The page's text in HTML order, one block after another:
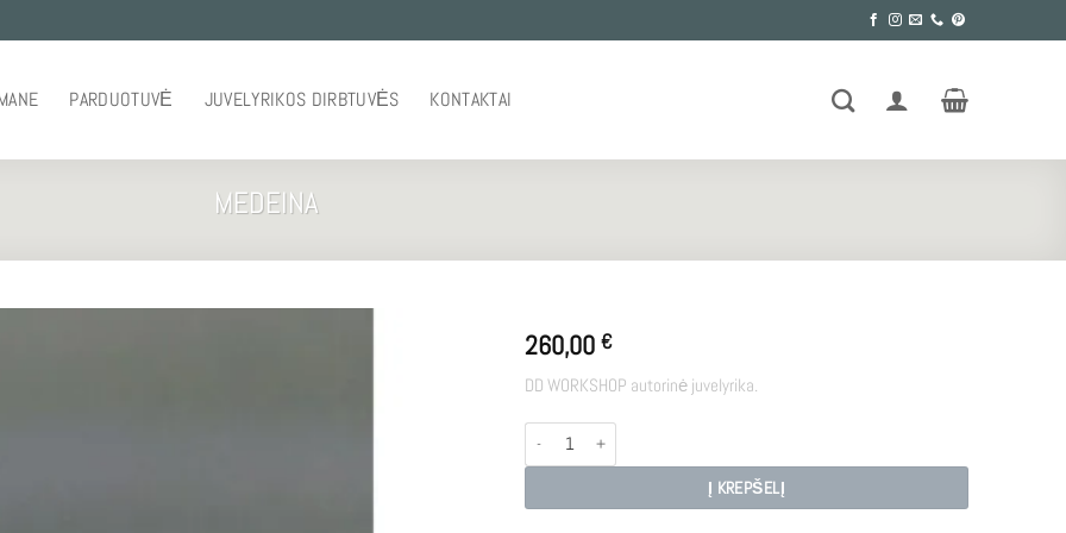
PARDUOTUVĖ JUVELYRIKOS DIRBTUVĖS KONTAKTAI
MEDEINA
260,00 €
DD WORKSHOP autorinė juvelyrika.
produkto kiekis: MEDEINA
Į KREPŠELĮ